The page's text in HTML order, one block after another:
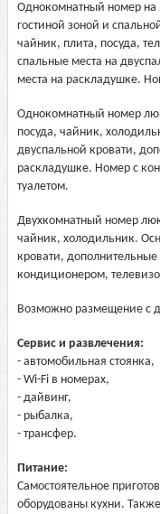
Однокомнатный номер на
гостиной зоной и
чайник, плита, посуда,
спальные места на
места на раскладушке.
Однокомнатный номер
посуда, чайник,
двуспальной кровати,
раскладушке. Номер с
туалетом.
Двухкомнатный номер
чайник, холодильник.
кровати,
кондиционером,
Возможно размещение
Сервис и развлечения:
- автомобильная стоянка,
- Wi-Fi в номерах,
- дайвинг,
- рыбалка,
- трансфер.
Питание:
Самостоятельное
оборудованы кухни.